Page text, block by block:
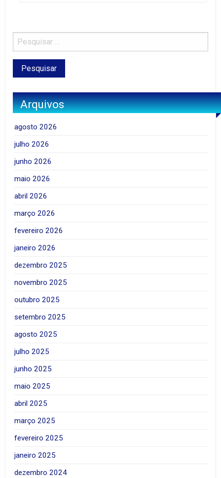
Arquivos
agosto 2026
julho 2026
junho 2026
maio 2026
abril 2026
março 2026
fevereiro 2026
janeiro 2026
dezembro 2025
novembro 2025
outubro 2025
setembro 2025
agosto 2025
julho 2025
junho 2025
maio 2025
abril 2025
março 2025
fevereiro 2025
janeiro 2025
dezembro 2024